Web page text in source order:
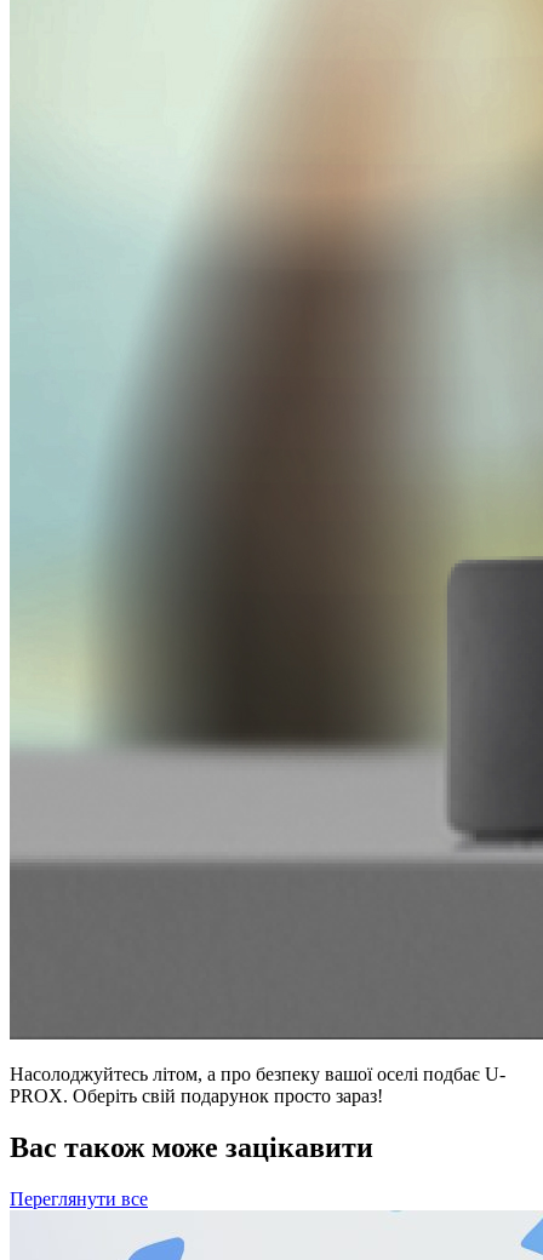
Насолоджуйтесь літом, а про безпеку вашої оселі подбає U-
PROX. Оберіть свій подарунок просто зараз!
Вас також може зацікавити
Переглянути все